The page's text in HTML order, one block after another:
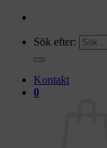
Sök efter:
Kontakt
0